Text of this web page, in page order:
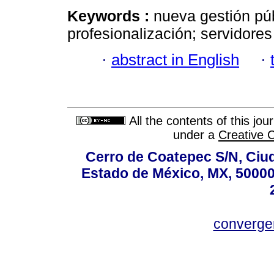
Keywords : nueva gestión
profesionalización;
· abstract in English ·
All the contents of this
under a Creative
Cerro de Coatepec S/N,
Estado de México, MX,